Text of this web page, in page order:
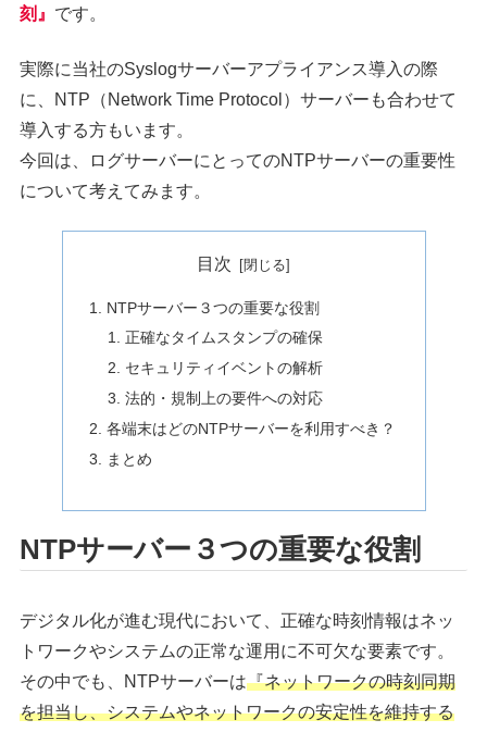
刻』 です。
実際に当社のSyslogサーバーアプライアンス導入の際
に、NTP（Network Time Protocol）サーバーも合わせて
導入する方もいます。
今回は、ログサーバーにとってのNTPサーバーの重要性
について考えてみます。
目次
NTPサーバー３つの重要な役割
正確なタイムスタンプの確保
セキュリティイベントの解析
法的・規制上の要件への対応
各端末はどのNTPサーバーを利用すべき？
まとめ
NTPサーバー３つの重要な役割
デジタル化が進む現代において、正確な時刻情報はネッ
トワークやシステムの正常な運用に不可欠な要素です。
その中でも、NTPサーバーは『ネットワークの時刻同期
を担当し、システムやネットワークの安定性を維持する